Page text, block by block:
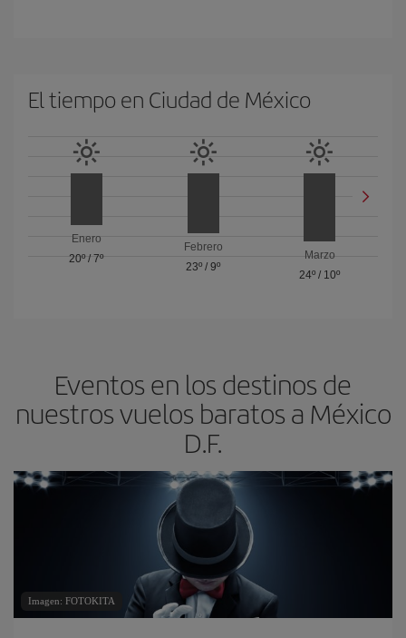
El tiempo en Ciudad de México
Enero
20º/7º
Febrero
23º / 9º
Marzo
24º / 10º
Eventos en los destinos de
nuestros vuelos baratos a México
D.F.
Imagen: FOTOKITA